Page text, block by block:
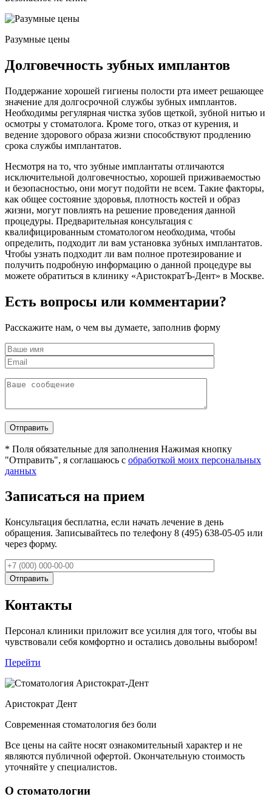
Разумные цены
Долговечность зубных имплантов
Поддержание хорошей гигиены полости рта имеет решающее
значение для долгосрочной службы зубных имплантов.
Необходимы регулярная чистка зубов щеткой, зубной нитью и
осмотры у стоматолога. Кроме того, отказ от курения, и
ведение здорового образа жизни способствуют продлению
срока службы имплантатов.
Несмотря на то, что зубные имплантаты отличаются
исключительной долговечностью, хорошей приживаемостью
и безопасностью, они могут подойти не всем. Такие факторы,
как общее состояние здоровья, плотность костей и образ
жизни, могут повлиять на решение проведения данной
процедуры. Предварительная консультация с
квалифицированным стоматологом необходима, чтобы
определить, подходит ли вам установка зубных имплантатов.
Чтобы узнать подходит ли вам полное протезирование и
получить подробную информацию о данной процедуре вы
можете обратиться в клинику «АристократЪ-Дент» в Москве.
Есть вопросы или комментарии?
Расскажите нам, о чем вы думаете, заполнив форму
* Поля обязательные для заполнения Нажимая кнопку
"Отправить", я соглашаюсь с обработкой моих персональных
данных
Записаться на прием
Консультация бесплатна, если начать лечение в день
обращения. Записывайтесь по телефону 8 (495) 638-05-05 или
через форму.
Контакты
Персонал клиники приложит все усилия для того, чтобы вы
чувствовали себя комфортно и остались довольны выбором!
Перейти
Аристократ Дент
Современная стоматология без боли
Все цены на сайте носят ознакомительный характер и не
являются публичной офертой. Окончательную стоимость
уточняйте у специалистов.
О стоматологии